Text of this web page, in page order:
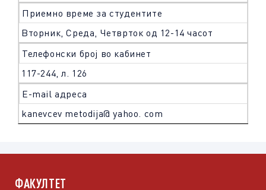
Приемно време за студентите
Вторник, Среда, Четврток од 12-14 часот
Телефонски број во кабинет
117-244, л. 126
Е-mail адреса
kanevcev metodija@ yahoo. com
ФАКУЛТЕТ